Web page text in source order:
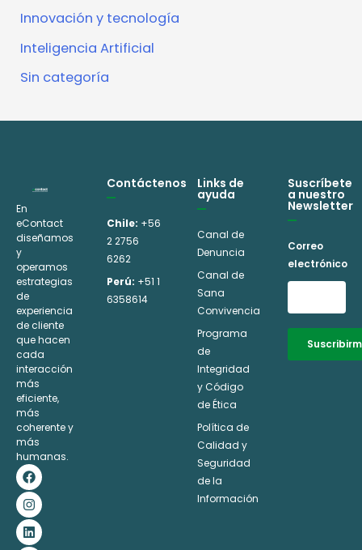
Innovación y tecnología
Inteligencia Artificial
Sin categoría
En
eContact
diseñamos
y
operamos
estrategias
de
experiencia
de cliente
que hacen
cada
interacción
más
eficiente,
más
coherente y
más
humanas.
F
a
c
e
b
o
I
n
s
t
a
g
L
i
n
k
e
d
Y
o
u
t
u
b
Contáctenos
Chile: +56
2 2756
6262
Perú: +51 1
6358614
Links de
ayuda
Canal de
Denuncia
Canal de
Sana
Convivencia
Programa
de
Integridad
y Código
de Ética
Política de
Calidad y
Seguridad
de la
Información
Suscríbete
a nuestro
Newsletter
Correo
electrónico